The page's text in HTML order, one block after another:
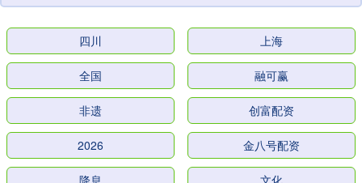
四川 上海
全国 融可赢
非遗 创富配资
2026 金八号配资
降息 文化